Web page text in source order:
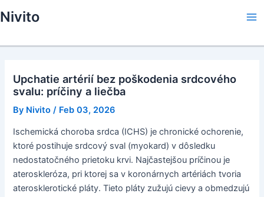
to
Nivito
Upchatie artérií bez poškodenia srdcového
svalu: príčiny a liečba
By Nivito / Feb 03, 2026
Ischemická choroba srdca (ICHS) je chronické ochorenie,
ktoré postihuje srdcový sval (myokard) v dôsledku
nedostatočného prietoku krvi. Najčastejšou príčinou je
ateroskleróza, pri ktorej sa v koronárnych artériách tvoria
aterosklerotické pláty. Tieto pláty zužujú cievy a obmedzujú